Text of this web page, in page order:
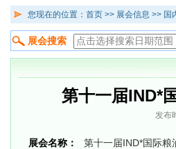
您现在的位置：首页 >> 展会信息 >> 国
展会搜索
第十一届IND*
发布
展会名称：
第十一届IND*国际粮